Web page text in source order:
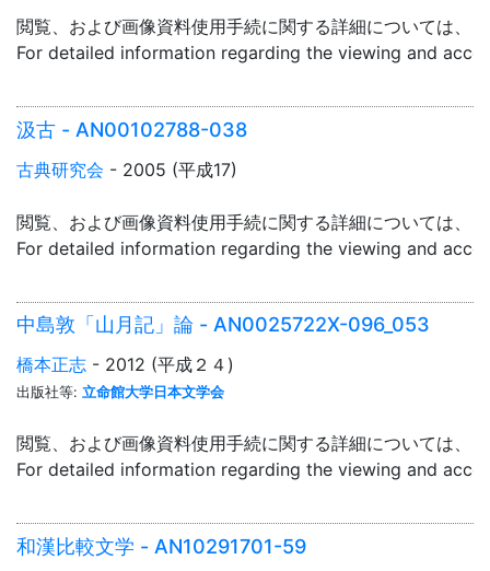
閲覧、および画像資料使用手続に関する詳細については、「
For detailed information regarding the viewing and
汲古 - AN00102788-038
古典研究会 - 2005 (平成17)
閲覧、および画像資料使用手続に関する詳細については、「
For detailed information regarding the viewing and
中島敦「山月記」論 - AN0025722X-096_053
橋本正志 - 2012 (平成２４)
出版社等: 立命館大学日本文学会
閲覧、および画像資料使用手続に関する詳細については、「
For detailed information regarding the viewing and
和漢比較文学 - AN10291701-59